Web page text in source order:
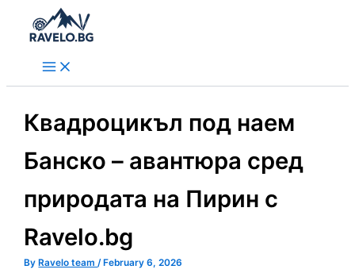
content
Квадроцикъл под наем
Банско – авантюра сред
природата на Пирин с
Ravelo.bg
ByRavelo team/February 6, 2026